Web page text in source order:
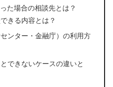
た場合の相談先とは？
きる内容とは？
ンター・金融庁）の利用方
できないケースの違いと